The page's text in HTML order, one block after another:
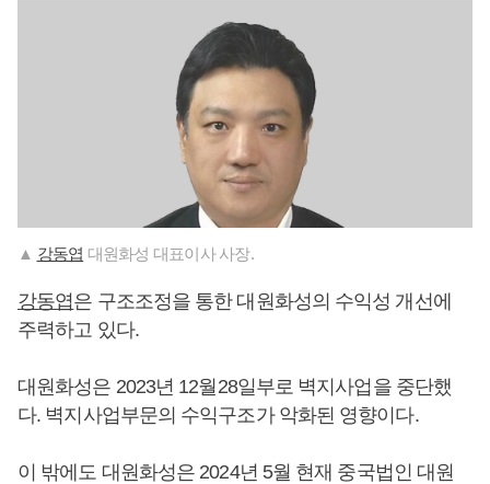
▲ 강동엽 대원화성 대표이사 사장.
강동엽은 구조조정을 통한 대원화성의 수익성 개선에
주력하고 있다.
대원화성은 2023년 12월28일부로 벽지사업을 중단했
다. 벽지사업부문의 수익구조가 악화된 영향이다.
이 밖에도 대원화성은 2024년 5월 현재 중국법인 대원